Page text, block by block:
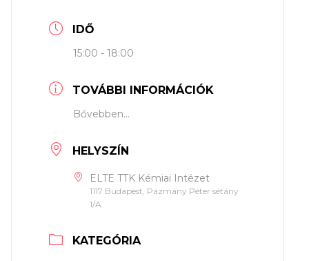
IDŐ
15:00 - 18:00
TOVÁBBI INFORMÁCIÓK
Bővebben...
HELYSZÍN
ELTE TTK Kémiai Intézet
1117 Budapest, Pázmány Péter sétány
1/A
KATEGÓRIA